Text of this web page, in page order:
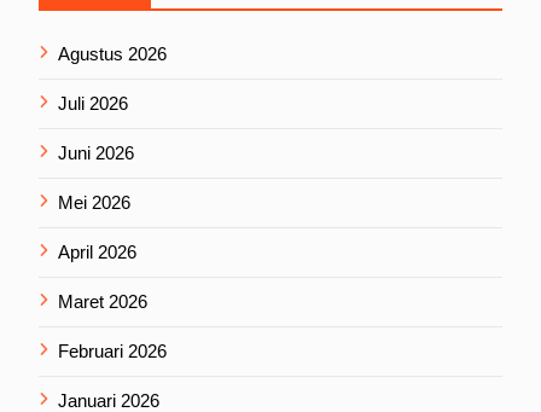
Agustus 2026
Juli 2026
Juni 2026
Mei 2026
April 2026
Maret 2026
Februari 2026
Januari 2026